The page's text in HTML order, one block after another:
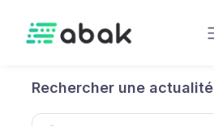
Rechercher une actualité